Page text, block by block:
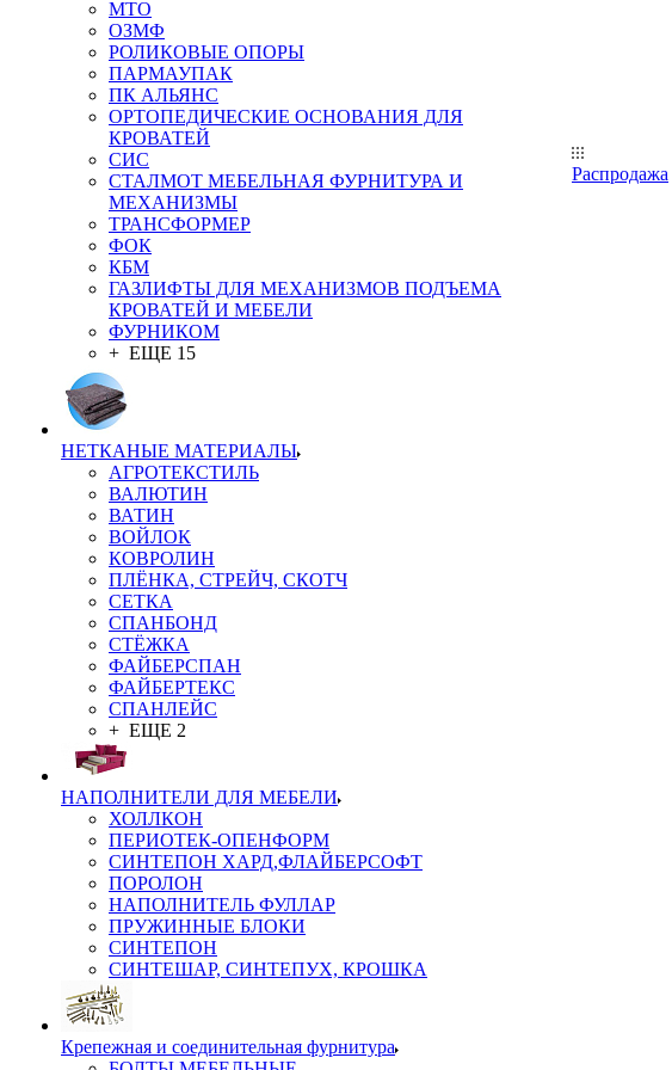
MTO
ОЗМФ
РОЛИКОВЫЕ ОПОРЫ
ПАРМАУПАК
ПК АЛЬЯНС
ОРТОПЕДИЧЕСКИЕ ОСНОВАНИЯ ДЛЯ
КРОВАТЕЙ
СИС
СТАЛМОТ МЕБЕЛЬНАЯ ФУРНИТУРА И
МЕХАНИЗМЫ
ТРАНСФОРМЕР
ФОК
КБМ
ГАЗЛИФТЫ ДЛЯ МЕХАНИЗМОВ ПОДЪЕМА
КРОВАТЕЙ И МЕБЕЛИ
ФУРНИКОМ
+ ЕЩЕ 15
НЕТКАНЫЕ МАТЕРИАЛЫ
АГРОТЕКСТИЛЬ
ВАЛЮТИН
ВАТИН
ВОЙЛОК
КОВРОЛИН
ПЛЁНКА, СТРЕЙЧ, СКОТЧ
СЕТКА
СПАНБОНД
СТЁЖКА
ФАЙБЕРСПАН
ФАЙБЕРТЕКС
СПАНЛЕЙС
+ ЕЩЕ 2
НАПОЛНИТЕЛИ ДЛЯ МЕБЕЛИ
ХОЛЛКОН
ПЕРИОТЕК-ОПЕНФОРМ
СИНТЕПОН ХАРД,ФЛАЙБЕРСОФТ
ПОРОЛОН
НАПОЛНИТЕЛЬ ФУЛЛАР
ПРУЖИННЫЕ БЛОКИ
СИНТЕПОН
СИНТЕШАР, СИНТЕПУХ, КРОШКА
Крепежная и соединительная фурнитура
Распродажа